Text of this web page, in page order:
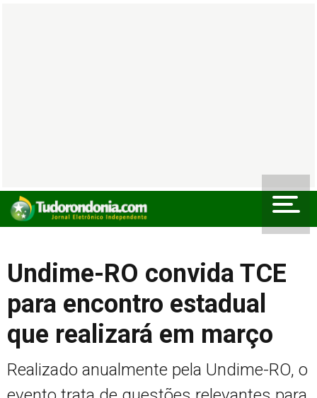
Undime-RO convida TCE
para encontro estadual
que realizará em março
Realizado anualmente pela Undime-RO, o